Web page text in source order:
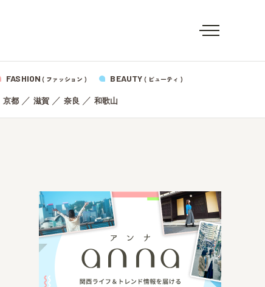
FASHION ( ファッション ) BEAUTY ( ビューティ )
京都／ 滋賀／ 奈良 ／ 和歌山